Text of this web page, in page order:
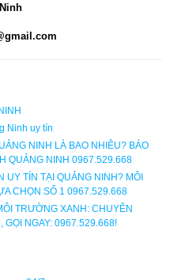
Ninh uy tín
NINH LÀ BAO NHIÊU? BÁO
QUẢNG NINH 0967.529.668
UY TÍN TẠI QUẢNG NINH? MÔI
CHỌN SỐ 1 0967.529.668
TRƯỜNG XANH: CHUYÊN
GỌI NGAY: 0967.529.668!